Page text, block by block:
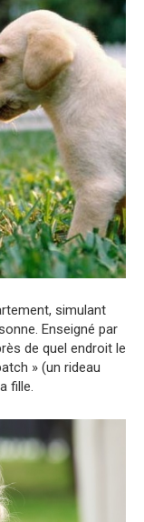
simulant
Enseigné par
de quel endroit le
» (un rideau
fille.